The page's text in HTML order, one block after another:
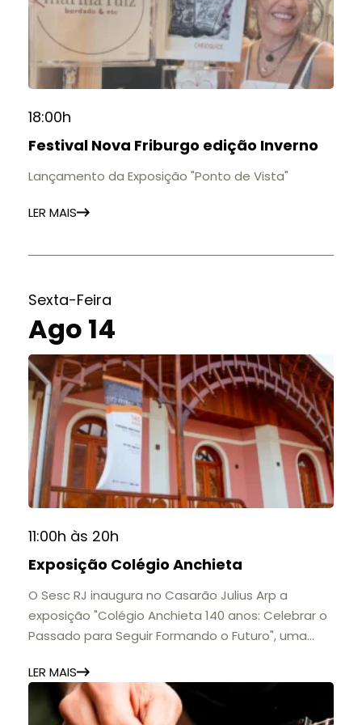
18:00h
Festival Nova Friburgo edição Inverno
Lançamento da Exposição "Ponto de Vista"
LER MAIS
Sexta-Feira
Ago 14
11:00h às 20h
Exposição Colégio Anchieta
O Sesc RJ inaugura no Casarão Julius Arp a
exposição "Colégio Anchieta 140 anos: Celebrar o
Passado para Seguir Formando o Futuro", uma
importantes instituições de ensino de Nova
Friburgo e do Brasil.
A mostra convida o público a conhecer o legado
LER MAIS